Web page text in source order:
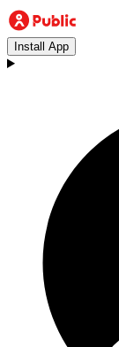
Install App